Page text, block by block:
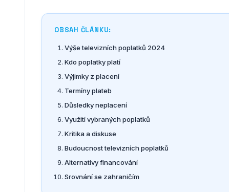
OBSAH ČLÁNKU:
Výše televizních poplatků 2024
Kdo poplatky platí
Výjimky z placení
Termíny plateb
Důsledky neplacení
Využití vybraných poplatků
Kritika a diskuse
Budoucnost televizních poplatků
Alternativy financování
Srovnání se zahraničím